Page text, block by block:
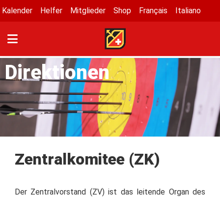
Kalender Helfer Mitglieder Shop Français Italiano
Direktionen
Zentralkomitee (ZK)
Der Zentralvorstand (ZV) ist das leitende Organ des